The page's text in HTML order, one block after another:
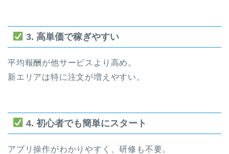
3. 高単価で稼ぎやすい
平均報酬が他サービスより高め。
新エリアは特に注文が増えやすい。
4. 初心者でも簡単にスタート
アプリ操作がわかりやすく、研修も不要。